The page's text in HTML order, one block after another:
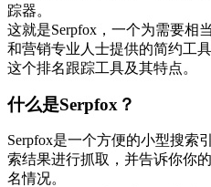
踪器。
这就是Serpfox，一个为需要相
和营销专业人士提供的简约工
这个排名跟踪工具及其特点。
什么是Serpfox？
Serpfox是一个方便的小型搜索
索结果进行抓取，并告诉你你
名情况。